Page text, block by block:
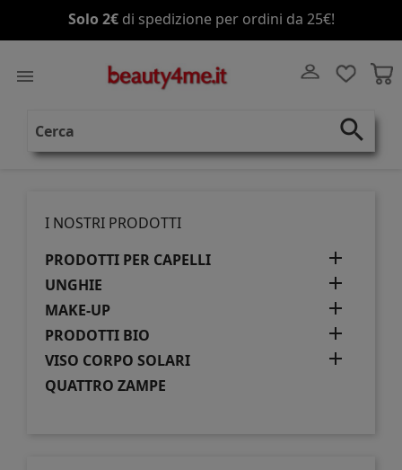
Solo 2€di spedizione per ordini da 25€!

search
I NOSTRI PRODOTTI
PRODOTTI PER CAPELLI

UNGHIE 
MAKE-UP 
PRODOTTI BIO 
VISO CORPO SOLARI 
QUATTRO ZAMPE